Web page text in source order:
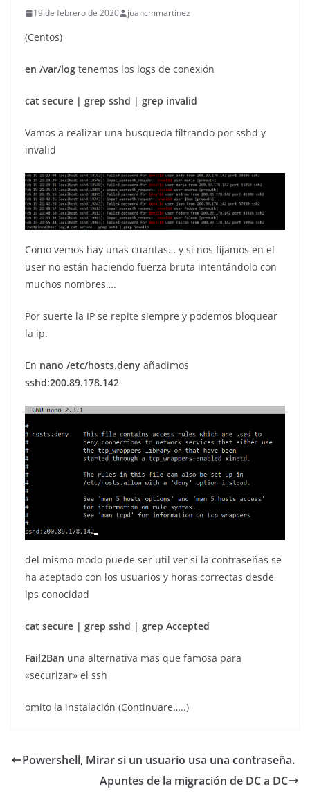
19 de febrero de 2020 juancmmartinez
(Centos)
en /var/log tenemos los logs de conexión
cat secure | grep sshd | grep invalid
Vamos a realizar una busqueda filtrando por sshd y
invalid
Como vemos hay unas cuantas… y si nos fijamos en el
user no están haciendo fuerza bruta intentándolo con
muchos nombres….
Por suerte la IP se repite siempre y podemos bloquear
la ip.
En nano /etc/hosts.deny añadimos
sshd:200.89.178.142
del mismo modo puede ser util ver si la contraseñas se
ha aceptado con los usuarios y horas correctas desde
ips conocidad
cat secure | grep sshd | grep Accepted
Fail2Ban una alternativa mas que famosa para
«securizar» el ssh
omito la instalación (Continuare…..)
Powershell, Mirar si un usuario usa una contraseña.
Apuntes de la migración de DC a DC